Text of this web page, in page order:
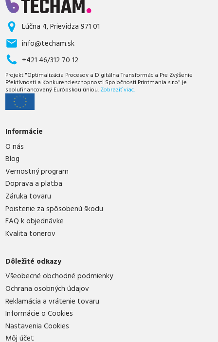
Lúčna 4, Prievidza 971 01
info@techam.sk
+421 46/312 70 12
Projekt "Optimalizácia Procesov a Digitálna Transformácia Pre Zvýšenie
Efektívnosti a Konkurencieschopnosti Spoločnosti Printmania s.r.o" je
spolufinancovaný Európskou úniou. Zobraziť viac.
Informácie
O nás
Blog
Vernostný program
Doprava a platba
Záruka tovaru
Poistenie za spôsobenú škodu
FAQ k objednávke
Kvalita tonerov
Dôležité odkazy
Všeobecné obchodné podmienky
Ochrana osobných údajov
Reklamácia a vrátenie tovaru
Informácie o Cookies
Nastavenia Cookies
Môj účet